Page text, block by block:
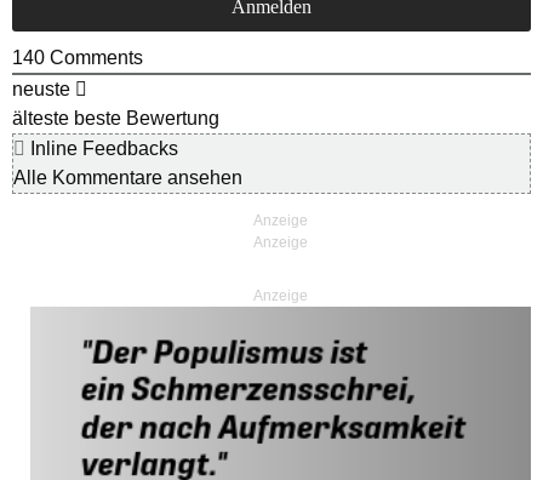
140 Comments
neuste
älteste beste Bewertung
Inline Feedbacks
Alle Kommentare ansehen
Anzeige